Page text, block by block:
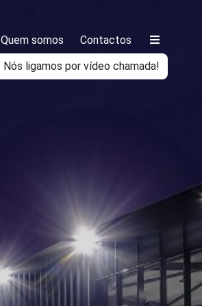
Quem somos
Contactos
Nós ligamos por vídeo chamada!